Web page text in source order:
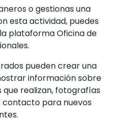
o gestionas una
esta actividad, puedes
plataforma Oficina de
pueden crear una
información sobre
que realizan, fotografías
para nuevos